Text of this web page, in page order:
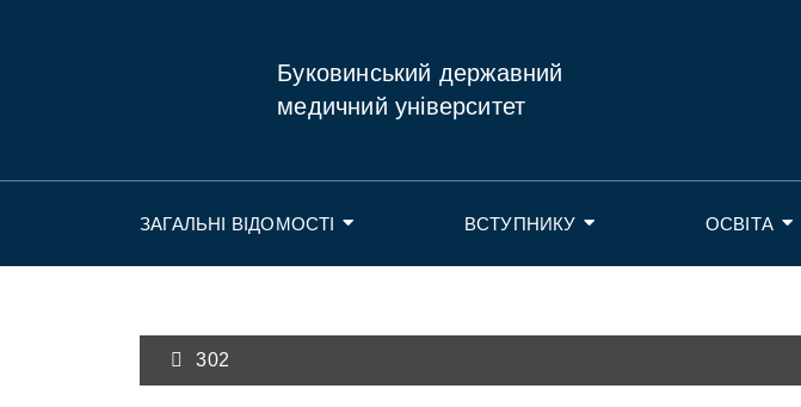
Буковинський державний
медичний університет
ЗАГАЛЬНІ ВІДОМОСТІ ВСТУПНИКУ ОСВІТА
302